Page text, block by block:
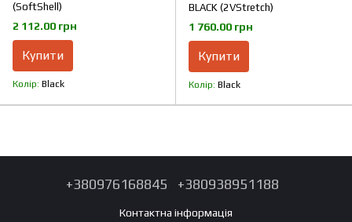
(SoftShell)
2 112.00 грн
Купити
Колір Black
BLACK (2VStretch)
1 760.00 грн
Купити
Колір Black
+380976168845 +380938951188
Контактна інформація